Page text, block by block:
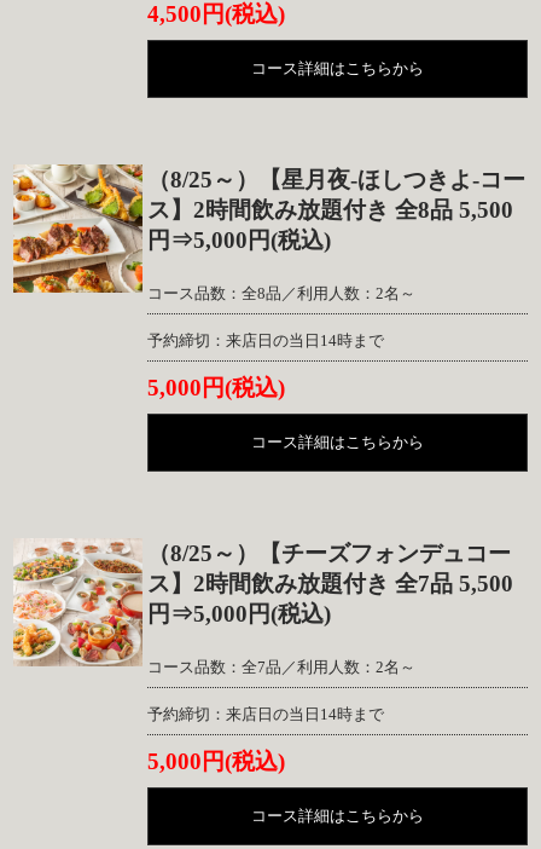
4,500円(税込)
コース詳細はこちらから
（8/25～）【星月夜-ほしつきよ-コー
ス】2時間飲み放題付き 全8品 5,500
円⇒5,000円(税込)
コース品数：全8品／利用人数：2名～
予約締切：来店日の当日14時まで
5,000円(税込)
コース詳細はこちらから
（8/25～）【チーズフォンデュコー
ス】2時間飲み放題付き 全7品 5,500
円⇒5,000円(税込)
コース品数：全7品／利用人数：2名～
予約締切：来店日の当日14時まで
5,000円(税込)
コース詳細はこちらから